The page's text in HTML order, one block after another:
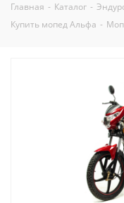
Главная - Каталог -
Купить мопед Альфа -